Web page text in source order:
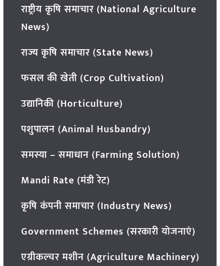
राष्ट्रीय कृषि समाचार (National Agriculture
News)
राज्य कृषि समाचार (State News)
फसल की खेती (Crop Cultivation)
उद्यानिकी (Horticulture)
पशुपालन (Animal Husbandry)
समस्या – समाधान (Farming Solution)
Mandi Rate (मंडी रेट)
कृषि कंपनी समाचार (Industry News)
Government Schemes (सरकारी योजनाएं)
एग्रीकल्चर मशीन (Agriculture Machinery)